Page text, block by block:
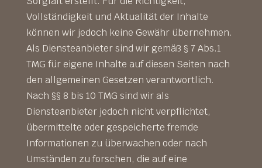
Vollständigkeit und Aktualität der Inhalte
können wir jedoch keine Gewähr übernehmen.
Als Diensteanbieter sind wir gemäß § 7 Abs.1
TMG für eigene Inhalte auf diesen Seiten nach
den allgemeinen Gesetzen verantwortlich.
Nach §§ 8 bis 10 TMG sind wir als
Diensteanbieter jedoch nicht verpflichtet,
übermittelte oder gespeicherte fremde
Informationen zu überwachen oder nach
Umständen zu forschen, die auf eine